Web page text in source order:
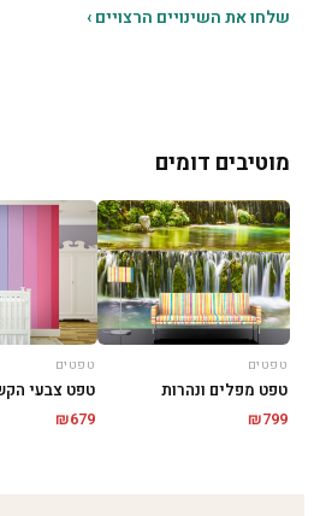
שלחו את השינויים הרצויים ›
מוטיבים דומים
טפטים
טפט מפלים ונהרות
₪799
טפטים
טפט צבעי
₪679